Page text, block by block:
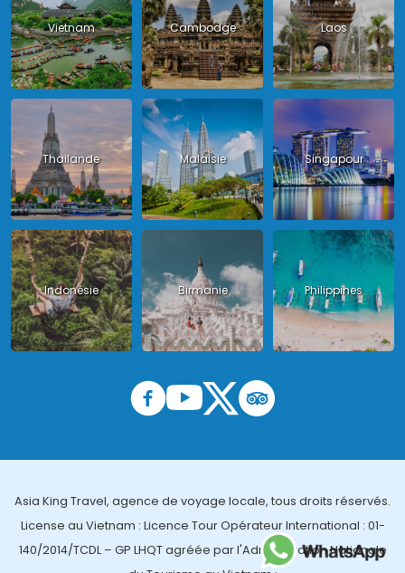
Vietnam Cambodge Laos
Thailande Malaisie Singapour
Indonésie Birmanie Philippines
Asia King Travel, agence de voyage locale, tous droits réservés.
License au Vietnam : Licence Tour Opérateur International : 01-
140/2014/TCDL – GP LHQT agréée par l'Administration Nationale